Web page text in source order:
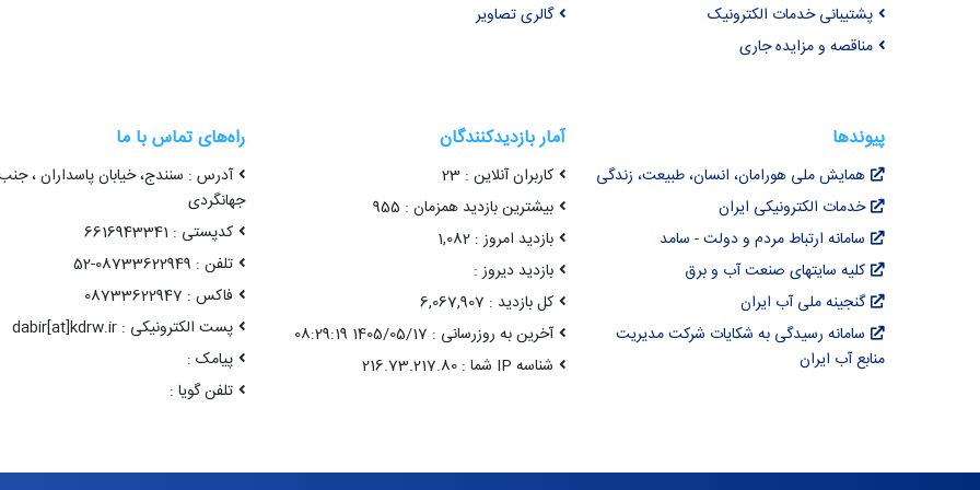
پشتیبانی خدمات الکترونیک
مناقصه و مزایده جاری
گالری تصاویر
پیوندها
همایش ملی هورامان، انسان، طبیعت، زندگی
خدمات الکترونیکی ایران
سامانه ارتباط مردم و دولت - سامد
کلیه سایتهای صنعت آب و برق
گنجینه ملی آب ایران
سامانه رسیدگی به شکایات شرکت مدیریت
منابع آب ایران
آمار بازدیدکنندگان
کاربران آنلاین : 23
بیشترین بازدید همزمان : 955
بازدید امروز : 1,082
بازدید دیروز :
کل بازدید : 6,067,907
آخرین به روزرسانی : 1405/05/17 08:29:19
شناسه IP شما : 216.73.217.80
راه‌های تماس با ما
آدرس : سنندج، خیابان پاسداران ،
جهانگردی
کدپستی : 6616943341
تلفن : 08733622949-52
فاکس : 08733622947
پست الکترونیکی : dabir[at]kdrw.ir
پیامک :
تلفن گویا :